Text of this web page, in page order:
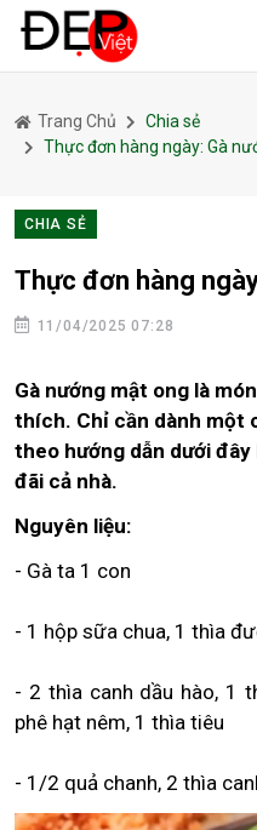
Trang Chủ
Chia sẻ
Thực đơn hàng ngày: Gà
CHIA SẺ
Thực đơn hàng
11/04/2025 07:28
Gà nướng mật ong là
thích. Chỉ cần dành một
theo hướng dẫn dưới
đãi cả nhà.
Nguyên liệu:
- Gà ta 1 con
- 1 hộp sữa chua, 1 thìa
- 2 thìa canh dầu hào, 1
phê hạt nêm, 1 thìa tiêu
- 1/2 quả chanh, 2 thìa